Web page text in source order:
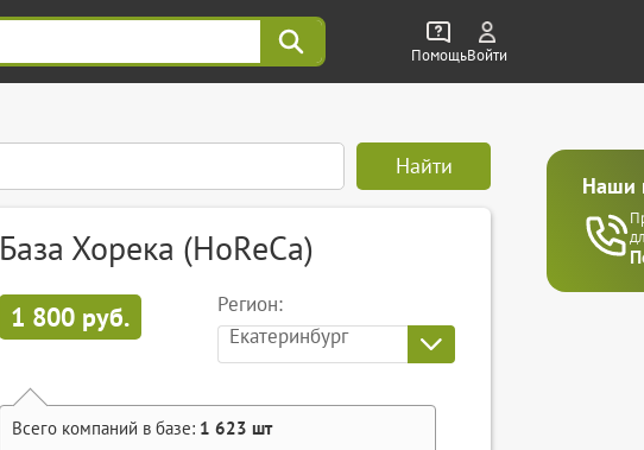
ПомощьВойти
Наши
Найти
База Хорека (HoReCa)
1 800 руб.
Регион:
Екатеринбург
Всего компаний в базе: 1 623 шт